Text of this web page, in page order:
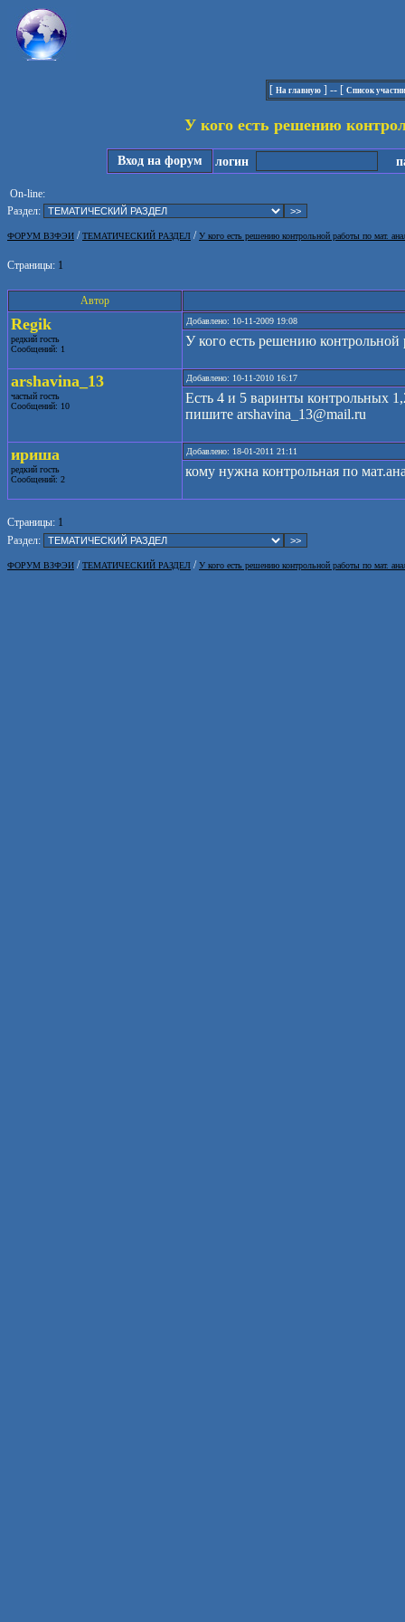
[ На главную ] -- [ Список
У кого есть решению
Вход на форум логин
On-line:
Раздел:
ФОРУМ ВЗФЭИ /ТЕМАТИЧЕСКИЙ РАЗДЕЛ /У кого есть решению контрольной работы по мат.
Страницы: 1
Автор
Regik
редкий гость
Сообщений: 1
Добавлено: 10-11-2009 19:08
У кого есть решению контрольной
arshavina_13
частый гость
Сообщений: 10
Добавлено: 10-11-2010 16:17
Есть 4 и 5 варинты контрольных
пишите arshavina_13@mail.ru
ириша
редкий гость
Сообщений: 2
Добавлено: 18-01-2011 21:11
кому нужна контрольная по
Страницы: 1
Раздел:
ФОРУМ ВЗФЭИ /ТЕМАТИЧЕСКИЙ РАЗДЕЛ /У кого есть решению контрольной работы по мат.